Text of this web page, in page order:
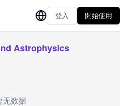
登入 開始使用
Astrophysics
无数据